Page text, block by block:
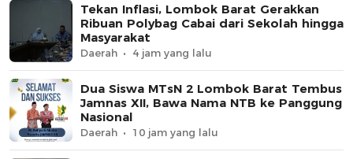
Tekan Inflasi, Lombok Barat Gerakkan
Ribuan Polybag Cabai dari Sekolah hingga
Masyarakat
Daerah 4 jam yang lalu
Dua Siswa MTsN 2 Lombok Barat Tembus
Jamnas XII, Bawa Nama NTB ke Panggung
Nasional
Daerah 10 jam yang lalu